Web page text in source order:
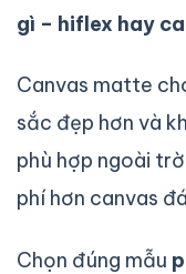
gì – hiflex hay
Canvas matte
sắc đẹp hơn và
phù hợp ngoài
phí hơn canvas
Chọn đúng mẫu